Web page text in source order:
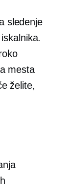
sledenje
mesta
želite,